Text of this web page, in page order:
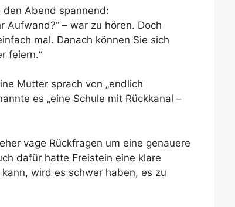
den Abend spannend:
Aufwand?“ – war zu hören. Doch
mal. Danach können Sie sich
feiern.“
Mutter sprach von „endlich
es „eine Schule mit Rückkanal –
vage Rückfragen um eine genauere
dafür hatte Freistein eine klare
wird es schwer haben, es zu